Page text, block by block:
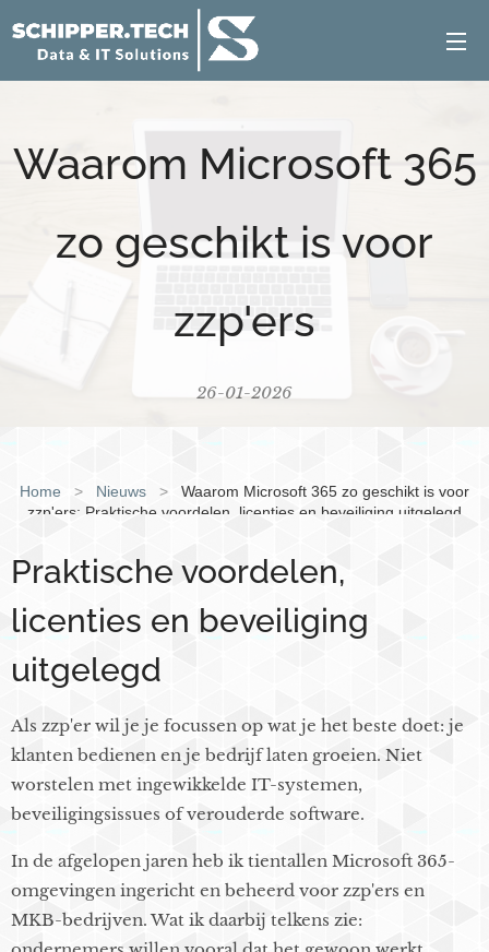
Waarom Microsoft 365
zo geschikt is voor
zzp'ers
26-01-2026
Home > Nieuws >
Waarom Microsoft 365 zo geschikt is voor
zzp'ers: Praktische voordelen, licenties en beveiliging uitgelegd
Praktische voordelen,
licenties en beveiliging
uitgelegd
Als zzp'er wil je je focussen op wat je het beste doet: je
klanten bedienen en je bedrijf laten groeien. Niet
worstelen met ingewikkelde IT-systemen,
beveiligingsissues of verouderde software.
In de afgelopen jaren heb ik tientallen Microsoft 365-
omgevingen ingericht en beheerd voor zzp'ers en
MKB-bedrijven. Wat ik daarbij telkens zie: